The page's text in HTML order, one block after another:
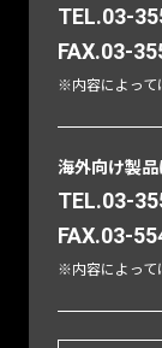
TEL.03-
FAX.03-
※内容によって
海外向け製
TEL.03-
FAX.03-
※内容によって